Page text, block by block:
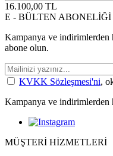
16.100,00 TL
E - BÜLTEN ABONELİĞİ
Kampanya ve indirimlerden
abone olun.
KVKK Sözleşmesi'ni,
Kampanya ve
MÜŞTERİ HİZMETLERİ